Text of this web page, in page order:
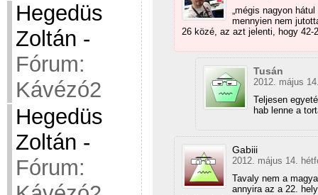
Hegedüs
Zoltán -
Fórum:
Kávézó2
Hegedüs
Zoltán -
Fórum:
„mégis nagyon
mennyien nem
26 közé, az azt jelenti, hogy
Tusán
2012. május
Teljesen
hab lenne a
Gabiii
2012. május 14.
Tavaly nem a
annyira az a 22.